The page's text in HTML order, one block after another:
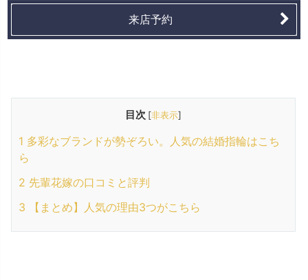
来店予約
目次 [非表示]
1 多彩なブランドが勢ぞろい。人気の結婚指輪はこち
ら
2 先輩花嫁の口コミと評判
3 【まとめ】人気の理由3つがこちら